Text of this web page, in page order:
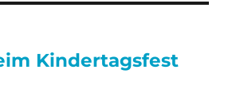
Kindertagsfest